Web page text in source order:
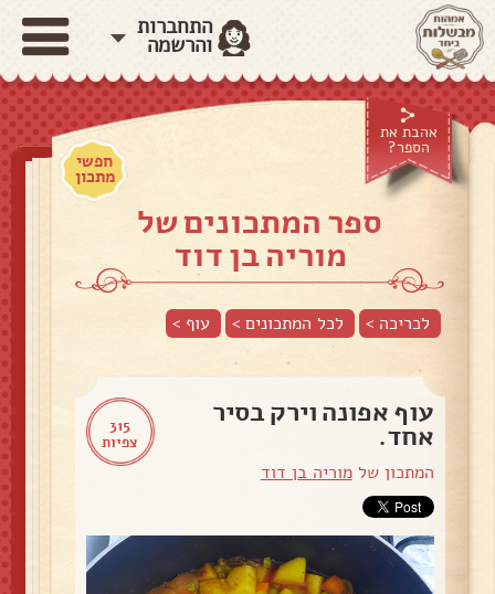
התחברות
והרשמה
אהבת את
הספר?
חפשי
מתכון
ספר המתכונים של
מוריה בן דוד
לכריכה > לכל המתכונים > עוף >
315
צפיות
עוף אפונה וירק בסיר
אחד.
המתכון שלמוריה בן דוד